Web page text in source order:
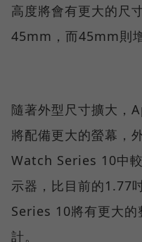
高度將會有更大的尺
45mm，而45mm則
隨著外型尺寸擴大
將配備更大的螢幕，
Watch Series 10中
示器，比目前的1.77
Series 10將有更大的
計。